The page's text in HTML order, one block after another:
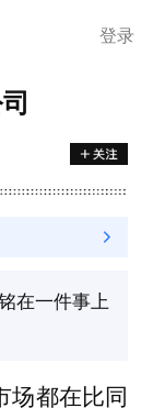
登录
在一件事上
场都在比同